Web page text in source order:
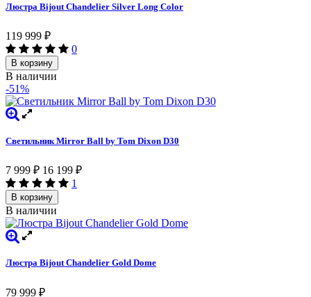
Люстра Bijout Chandelier Silver Long Сolor
119 999 ₽
0
В корзину
В наличии
-51%
Светильник Mirror Ball by Tom Dixon D30
7 999 ₽ 16 199 ₽
1
В корзину
В наличии
Люстра Bijout Chandelier Gold Dome
79 999 ₽